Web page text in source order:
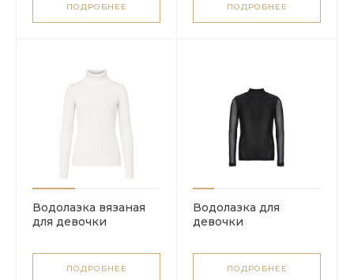
ПОДРОБНЕЕ ПОДРОБНЕЕ
Водолазка вязаная
для девочки
ПОДРОБНЕЕ
Водолазка для
девочки
ПОДРОБНЕЕ